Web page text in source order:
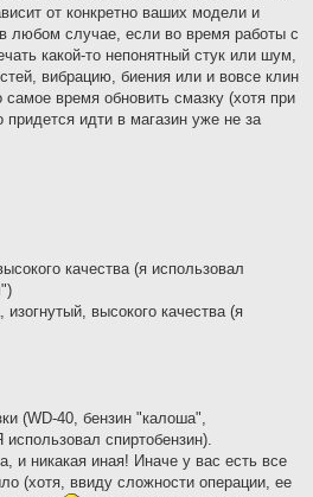
от конкретно ваших модели и
любом случае, если во время работы с
какой-то непонятный стук или шум,
вибрацию, биения или и вовсе клин
самое время обновить смазку (хотя при
придется идти в магазин уже не за
качества (я использовал
высокого качества (я
(WD-40, бензин "калоша",
спиртобензин).
и никакая иная! Иначе у вас есть все
(хотя, ввиду сложности операции, ее